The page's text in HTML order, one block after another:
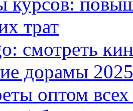
трат
смотреть
дорамы
оптом